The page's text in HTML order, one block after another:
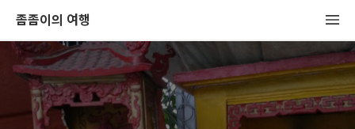
좀좀이의 여행